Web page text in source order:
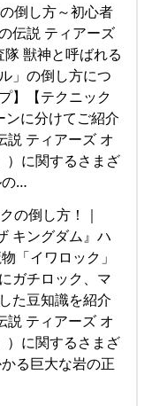
倒し方～初心者
伝説 ティアーズ
獣神と呼ばれる
」の倒し方につ
】【テクニック
ンに分けてご紹介
説 ティアーズ オ
）に関するさまざ
の…
の倒し方！｜
キングダム』ハ
「イワロック」
ガチロック、マ
た豆知識を紹介
説 ティアーズ オ
）に関するさまざ
る巨大な岩の正